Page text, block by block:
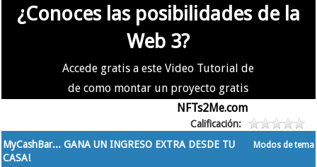
¿Conoces las posibilidades de la
Web 3?
Accede gratis a este Video Tutorial de
de como montar un proyecto gratis
NFTs2Me.com
Calificación:
Modos de tema
MyCashBar... GANA UN INGRESO EXTRA DESDE TU
CASA!